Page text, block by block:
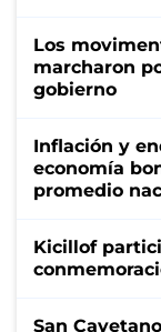
Los
marcharon
gobierno
Inflación y
economía
promedio
Kicillof
San